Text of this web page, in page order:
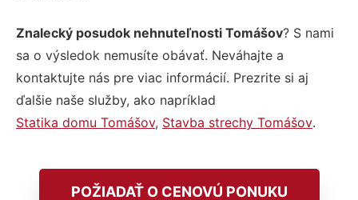
Znalecký posudok nehnuteľnosti Tomášov? S nami
sa o výsledok nemusíte obávať. Neváhajte a
kontaktujte nás pre viac informácií. Prezrite si aj
ďalšie naše služby, ako napríklad
Statika domu Tomášov, Stavba strechy Tomášov.
POŽIADAŤ O CENOVÚ PONUKU